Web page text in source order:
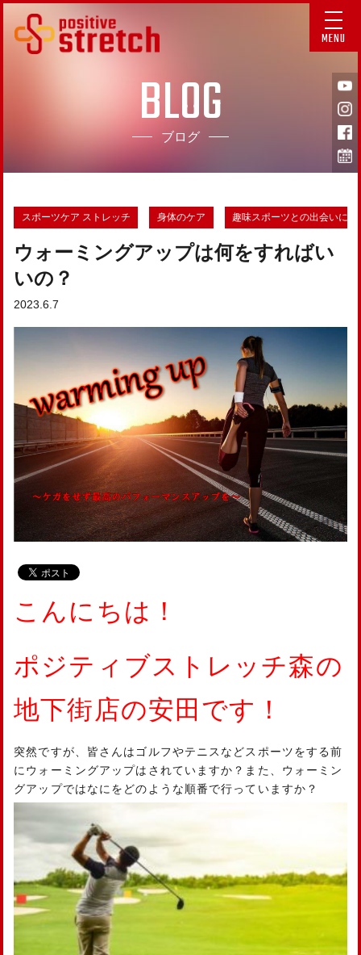
MENU
BLOG
ブログ
スポーツケア ストレッチ 身体のケア 趣味スポーツとの出会いにつ
ウォーミングアップは何をすればい
いの？
2023.6.7
こんにちは！
ポジティブストレッチ森の
地下街店の安田です！
突然ですが、皆さんはゴルフやテニスなどスポーツをする前
にウォーミングアップはされていますか？また、ウォーミン
グアップではなにをどのような順番で行っていますか？